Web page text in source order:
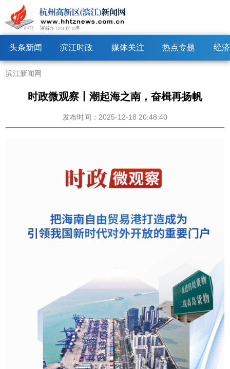
头条新闻 滨江时政 媒体关注 热点专题 经
滨江新闻网
时政微观察丨潮起海之南，奋楫再扬帆
发布时间：2025-12-18 20:48:40